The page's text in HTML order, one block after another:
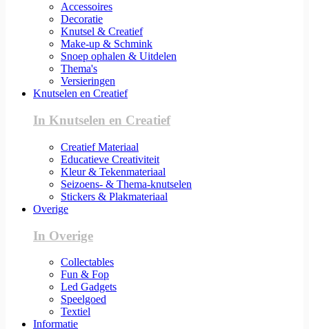
Accessoires
Decoratie
Knutsel & Creatief
Make-up & Schmink
Snoep ophalen & Uitdelen
Thema's
Versieringen
Knutselen en Creatief
In Knutselen en Creatief
Creatief Materiaal
Educatieve Creativiteit
Kleur & Tekenmateriaal
Seizoens- & Thema-knutselen
Stickers & Plakmateriaal
Overige
In Overige
Collectables
Fun & Fop
Led Gadgets
Speelgoed
Textiel
Informatie